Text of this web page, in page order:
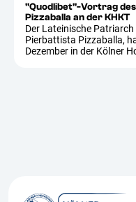
"Quodlibet"-Vortrag
Pizzaballa an der KHKT
Der Lateinische
Pierbattista Pizzaballa,
Dezember in der Kölner